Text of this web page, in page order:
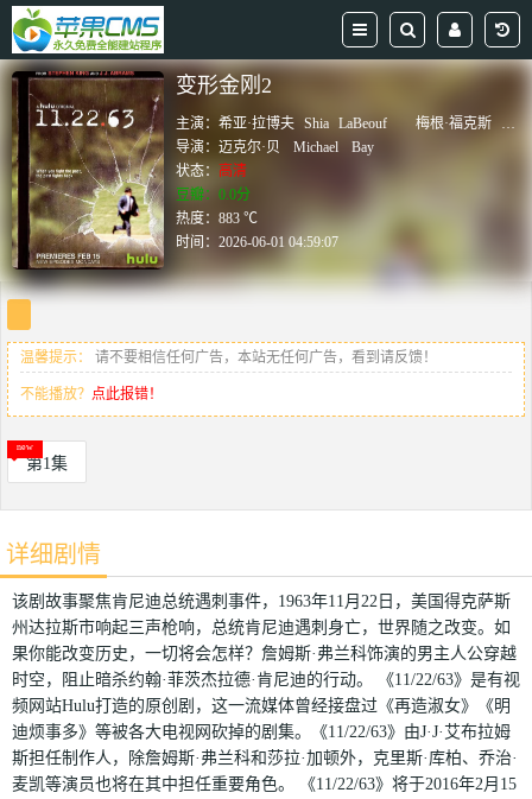
变形金刚2
主演：希亚·拉博夫 Shia LaBeouf 梅根·福克斯
导演：迈克尔·贝 Michael
Bay
状态： 高清
豆瓣：0.0分
热度：883 ℃
时间：2026-06-01 04:59:07
温馨提示： 请不要相信任何广告，本站无任何广告，看到请反馈！
不能播放？ 点此报错！
第1集
详细剧情
该剧故事聚焦肯尼迪总统遇刺事件，1963年11月22日，美国得克萨斯
州达拉斯市响起三声枪响，总统肯尼迪遇刺身亡，世界随之改变。如
果你能改变历史，一切将会怎样？詹姆斯·弗兰科饰演的男主人公穿越
时空，阻止暗杀约翰·菲茨杰拉德·肯尼迪的行动。 《11/22/63》是有视
频网站Hulu打造的原创剧，这一流媒体曾经接盘过《再造淑女》《明
迪烦事多》等被各大电视网砍掉的剧集。《11/22/63》由J·J·艾布拉姆
斯担任制作人，除詹姆斯·弗兰科和莎拉·加顿外，克里斯·库柏、乔治·
麦凯等演员也将在其中担任重要角色。 《11/22/63》将于2016年2月15